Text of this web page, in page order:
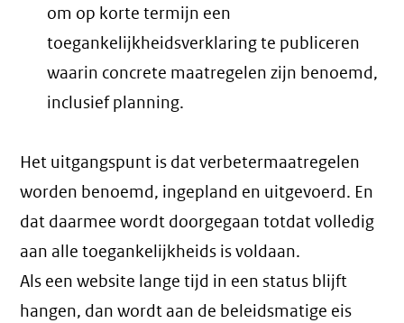
om op korte termijn een
toegankelijkheidsverklaring te publiceren
waarin concrete maatregelen zijn benoemd,
inclusief planning.
Het uitgangspunt is dat verbetermaatregelen
worden benoemd, ingepland en uitgevoerd. En
dat daarmee wordt doorgegaan totdat volledig
aan alle toegankelijkheids is voldaan.
Als een website lange tijd in een status blijft
hangen, dan wordt aan de beleidsmatige eis